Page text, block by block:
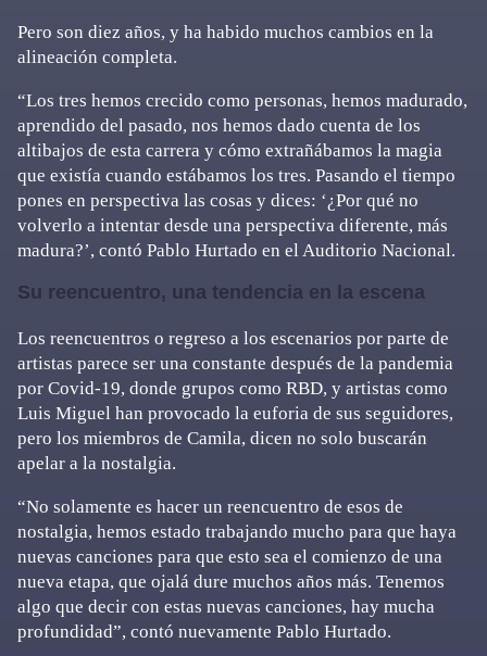
Pero son diez años, y ha habido muchos cambios en la
alineación completa.
“Los tres hemos crecido como personas, hemos madurado,
aprendido del pasado, nos hemos dado cuenta de los
altibajos de esta carrera y cómo extrañábamos la magia
que existía cuando estábamos los tres. Pasando el tiempo
pones en perspectiva las cosas y dices: ‘¿Por qué no
volverlo a intentar desde una perspectiva diferente, más
madura?’, contó Pablo Hurtado en el Auditorio Nacional.
Su reencuentro, una tendencia en la escena
Los reencuentros o regreso a los escenarios por parte de
artistas parece ser una constante después de la pandemia
por Covid-19, donde grupos como RBD, y artistas como
Luis Miguel han provocado la euforia de sus seguidores,
pero los miembros de Camila, dicen no solo buscarán
apelar a la nostalgia.
“No solamente es hacer un reencuentro de esos de
nostalgia, hemos estado trabajando mucho para que haya
nuevas canciones para que esto sea el comienzo de una
nueva etapa, que ojalá dure muchos años más. Tenemos
algo que decir con estas nuevas canciones, hay mucha
profundidad”, contó nuevamente Pablo Hurtado.